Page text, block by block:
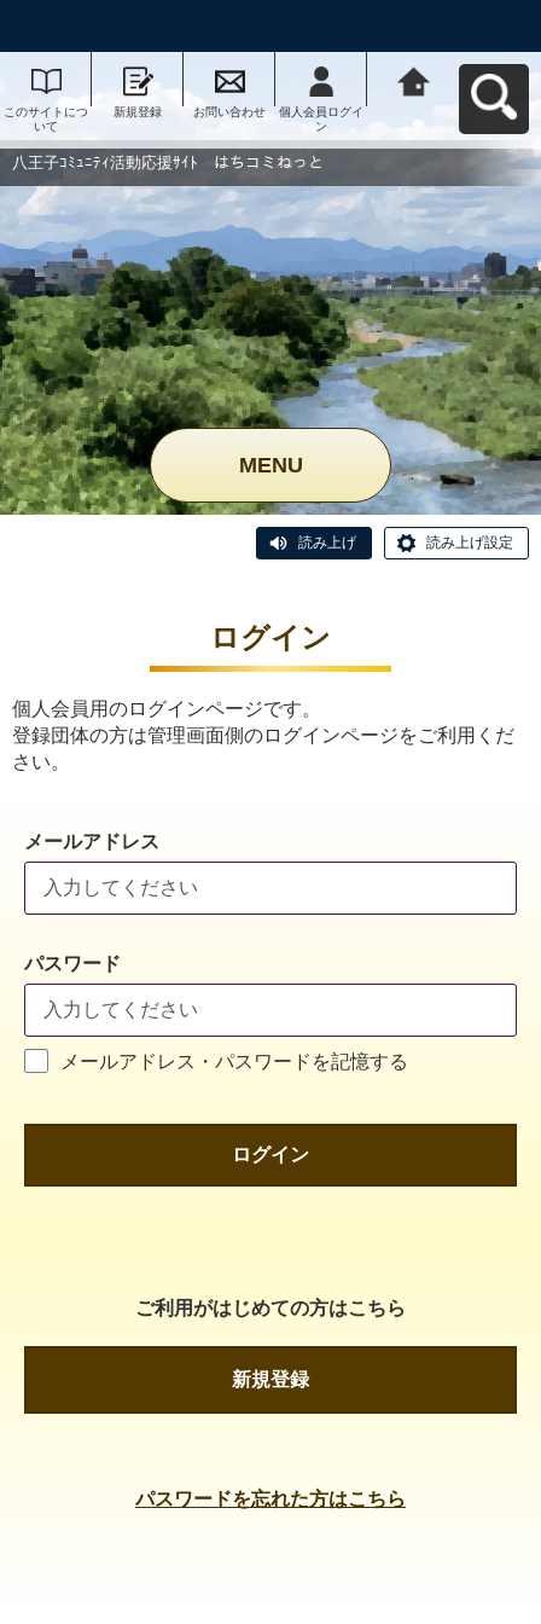
このサイトにつ
いて
新規登録 お問い合わせ
個人会員ログイ
ン
動応援ｻｲﾄ はち
コミねっとへ戻
八王子ｺﾐｭﾆﾃｨ活動応援ｻｲﾄ はちコミねっと
MENU
読み上げ 読み上げ設定
ログイン
個人会員用のログインページです。
登録団体の方は管理画面側のログインページをご利用くだ
さい。
メールアドレス
パスワード
メールアドレス・パスワードを記憶する
ログイン
ご利用がはじめての方はこちら
新規登録
パスワードを忘れた方はこちら